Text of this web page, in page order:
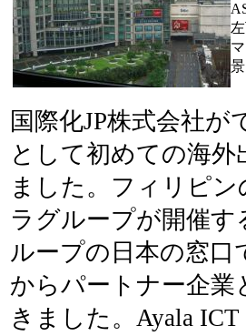
景
国際化JP株式会社が
として初めての海
ました。フィリピ
ラグループが開催す
ループの日本の窓口
からパートナー企業
きました。Ayala